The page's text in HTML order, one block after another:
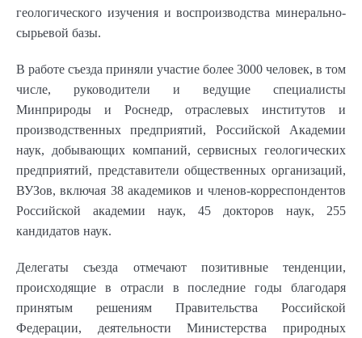
геологического изучения и воспроизводства минерально-
сырьевой базы.
В работе съезда приняли участие более 3000 человек, в том
числе, руководители и ведущие специалисты
Минприроды и Роснедр, отраслевых институтов и
производственных предприятий, Российской Академии
наук, добывающих компаний, сервисных геологических
предприятий, представители общественных организаций,
ВУЗов, включая 38 академиков и членов-корреспондентов
Российской академии наук, 45 докторов наук, 255
кандидатов наук.
Делегаты съезда отмечают позитивные тенденции,
происходящие в отрасли в последние годы благодаря
принятым решениям Правительства Российской
Федерации, деятельности Министерства природных